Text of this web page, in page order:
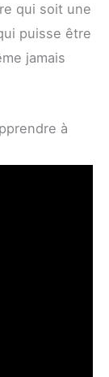
qui soit une
puisse être
jamais
à